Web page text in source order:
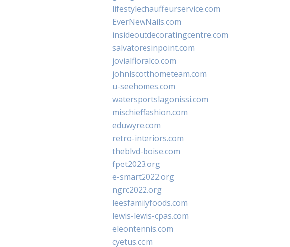
lifestylechauffeurservice.com
EverNewNails.com
insideoutdecoratingcentre.com
salvatoresinpoint.com
jovialfloralco.com
johnlscotthometeam.com
u-seehomes.com
watersportslagonissi.com
mischieffashion.com
eduwyre.com
retro-interiors.com
theblvd-boise.com
fpet2023.org
e-smart2022.org
ngrc2022.org
leesfamilyfoods.com
lewis-lewis-cpas.com
eleontennis.com
cyetus.com